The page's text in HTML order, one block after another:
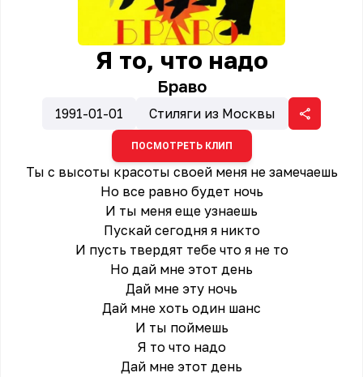
Я то, что надо
Браво
1991-01-01 Стиляги из Москвы
ПОСМОТРЕТЬ КЛИП
Ты с высоты красоты своей меня не замечаешь
Но все равно будет ночь
И ты меня еще узнаешь
Пускай сегодня я никто
И пусть твердят тебе что я не то
Но дай мне этот день
Дай мне эту ночь
Дай мне хоть один шанс
И ты поймешь
Я то что надо
Дай мне этот день